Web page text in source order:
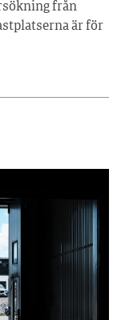
från
är för